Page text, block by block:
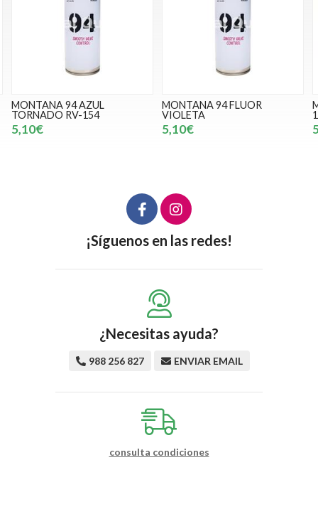
MONTANA 94 FLUOR
VIOLETA
5,10€
MONTANA 94 ROJO IRA RV-
168
5,10€
¡Síguenos en las redes!
¿Necesitas ayuda?
988 256 827 ENVIAR EMAIL
consulta condiciones